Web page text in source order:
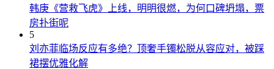
韩庚《营救飞虎》上线，明明很燃，为何口碑坍塌，票
房扑街呢
5
刘亦菲临场反应有多绝？顶奢手镯松脱从容应对，被踩
裙摆优雅化解